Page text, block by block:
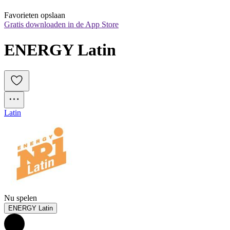
Favorieten opslaan
Gratis downloaden in de App Store
ENERGY Latin
Latin
Nu spelen
ENERGY Latin